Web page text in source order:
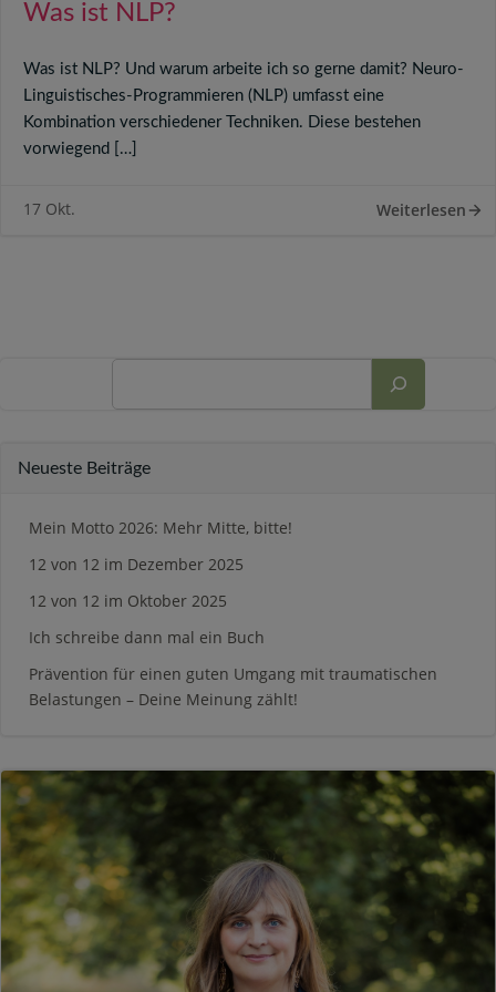
Was ist NLP?
Was ist NLP? Und warum arbeite ich so gerne damit? Neuro-
Linguistisches-Programmieren (NLP) umfasst eine
Kombination verschiedener Techniken. Diese bestehen
vorwiegend […]
17 Okt. Weiterlesen
Neueste Beiträge
Mein Motto 2026: Mehr Mitte, bitte!
12 von 12 im Dezember 2025
12 von 12 im Oktober 2025
Ich schreibe dann mal ein Buch
Prävention für einen guten Umgang mit traumatischen
Belastungen – Deine Meinung zählt!